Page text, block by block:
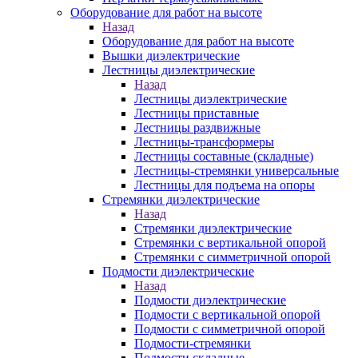
Оборудование для работ на высоте
Назад
Оборудование для работ на высоте
Вышки диэлектрические
Лестницы диэлектрические
Назад
Лестницы диэлектрические
Лестницы приставные
Лестницы раздвижные
Лестницы-трансформеры
Лестницы составные (складные)
Лестницы-стремянки универсальные
Лестницы для подъема на опоры
Стремянки диэлектрические
Назад
Стремянки диэлектрические
Стремянки с вертикальной опорой
Стремянки с симметричной опорой
Подмости диэлектрические
Назад
Подмости диэлектрические
Подмости с вертикальной опорой
Подмости с симметричной опорой
Подмости-стремянки